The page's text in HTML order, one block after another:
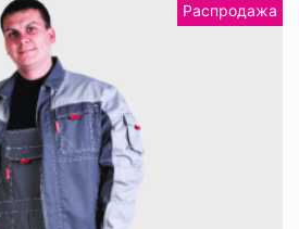
Распродажа